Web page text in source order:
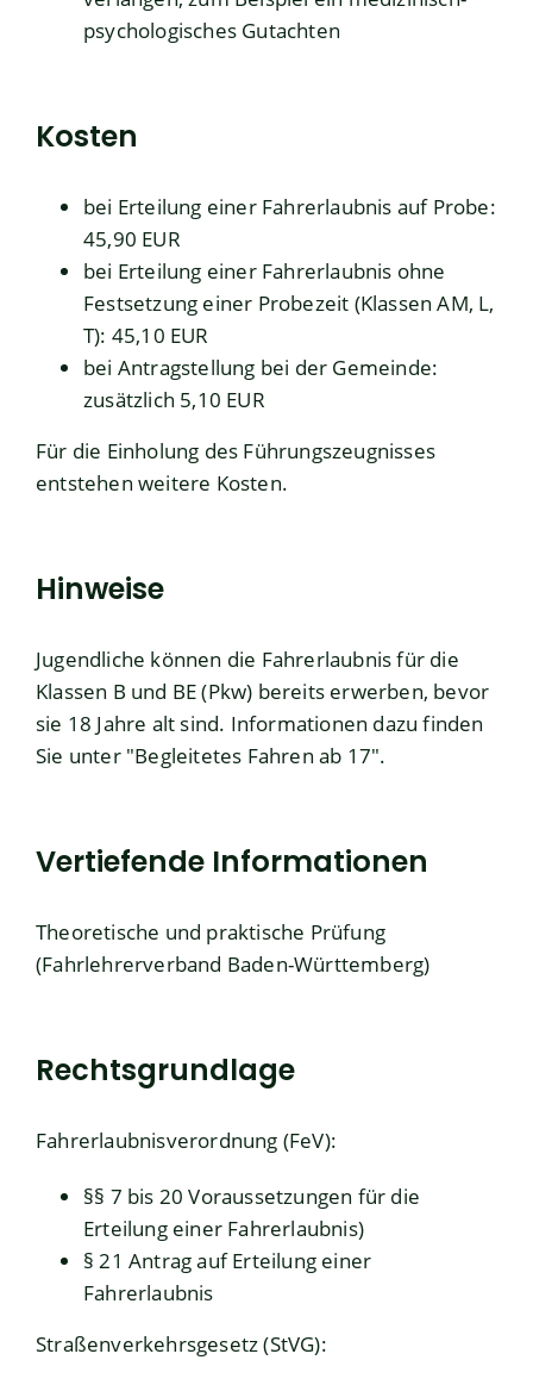
psychologisches Gutachten
Kosten
bei Erteilung einer Fahrerlaubnis auf Probe:
45,90 EUR
bei Erteilung einer Fahrerlaubnis ohne
Festsetzung einer Probezeit (Klassen AM, L,
T): 45,10 EUR
bei Antragstellung bei der Gemeinde:
zusätzlich 5,10 EUR
Für die Einholung des Führungszeugnisses
entstehen weitere Kosten.
Hinweise
Jugendliche können die Fahrerlaubnis für die
Klassen B und BE (Pkw) bereits erwerben, bevor
sie 18 Jahre alt sind. Informationen dazu finden
Sie unter "Begleitetes Fahren ab 17".
Vertiefende Informationen
Theoretische und praktische Prüfung
(Fahrlehrerverband Baden-Württemberg)
Rechtsgrundlage
Fahrerlaubnisverordnung (FeV):
§§ 7 bis 20 Voraussetzungen für die
Erteilung einer Fahrerlaubnis)
§ 21 Antrag auf Erteilung einer
Fahrerlaubnis
Straßenverkehrsgesetz (StVG):